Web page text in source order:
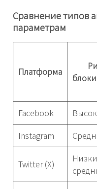
Сравнение типов
параметрам
Платформа
Facebook
Instagram
Twitter (X)